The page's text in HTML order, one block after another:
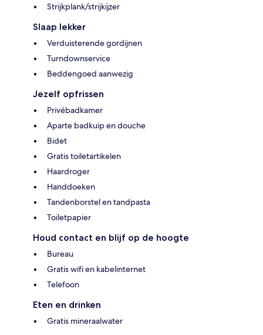
Strijkplank/strijkijzer
Slaap lekker
Verduisterende gordijnen
Turndownservice
Beddengoed aanwezig
Jezelf opfrissen
Privébadkamer
Aparte badkuip en douche
Bidet
Gratis toiletartikelen
Haardroger
Handdoeken
Tandenborstel en tandpasta
Toiletpapier
Houd contact en blijf op de hoogte
Bureau
Gratis wifi en kabelinternet
Telefoon
Eten en drinken
Gratis mineraalwater